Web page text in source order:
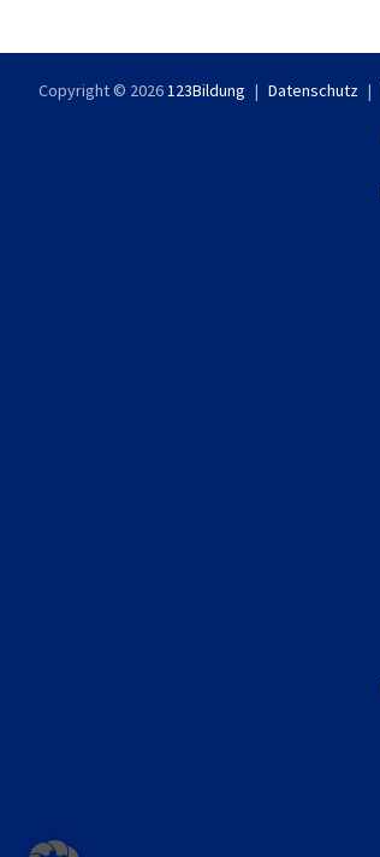
Copyright © 2026123Bildung Datenschutz